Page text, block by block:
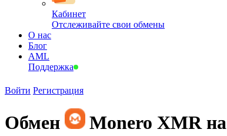
Кабинет
Отслеживайте свои обмены
О нас
Блог
AML
Поддержка
Войти Регистрация
Обмен Monero XMR на